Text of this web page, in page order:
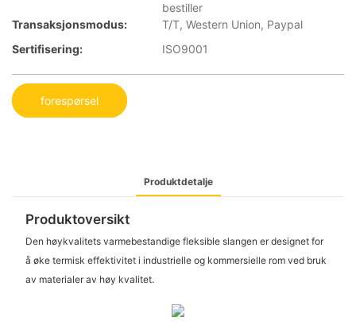
bestiller
Transaksjonsmodus:
T/T, Western Union, Paypal
Sertifisering:
ISO9001
forespørsel
Produktdetalje
Produktoversikt
Den høykvalitets varmebestandige fleksible slangen er designet for
å øke termisk effektivitet i industrielle og kommersielle rom ved bruk
av materialer av høy kvalitet.